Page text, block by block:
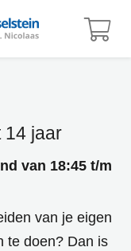
14 jaar
van 18:45 t/m
van je eigen
te doen? Dan is